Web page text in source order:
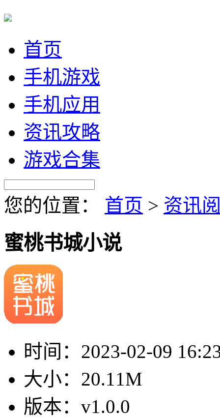
首页
手机游戏
手机应用
资讯攻略
游戏合集
您的位置： 首页 > 资讯
蜜桃书城小说
时间： 2023-02-09
大小： 20.11M
版本： v1.0.0